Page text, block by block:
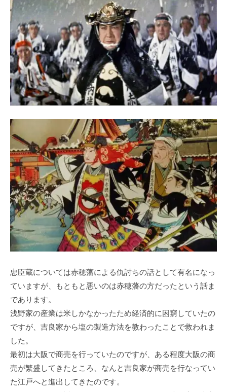
忠臣蔵については赤穂藩による仇討ちの話として有名になっ
ていますが、もともと悪いのは赤穂藩の方だったという話ま
であります。
浅野家の産業は米しかなかったため経済的に困窮していたの
ですが、吉良家から塩の製造方法を教わったことで救われま
した。
最初は大阪で商売を行っていたのですが、ある程度大阪の商
売が繁盛してきたところ、なんと吉良家が商売を行なってい
た江戸へと進出してきたのです。